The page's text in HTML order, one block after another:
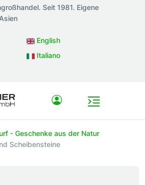
Seit 1981. Eigene
English
Italiano
- Geschenke aus der Natur
Scheibensteine